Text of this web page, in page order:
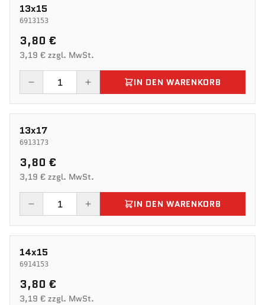
13x15
6913153
3,80 €
3,19 € zzgl. MwSt.
IN DEN WARENKORB
13x17
6913173
3,80 €
3,19 € zzgl. MwSt.
IN DEN WARENKORB
14x15
6914153
3,80 €
3,19 € zzgl. MwSt.